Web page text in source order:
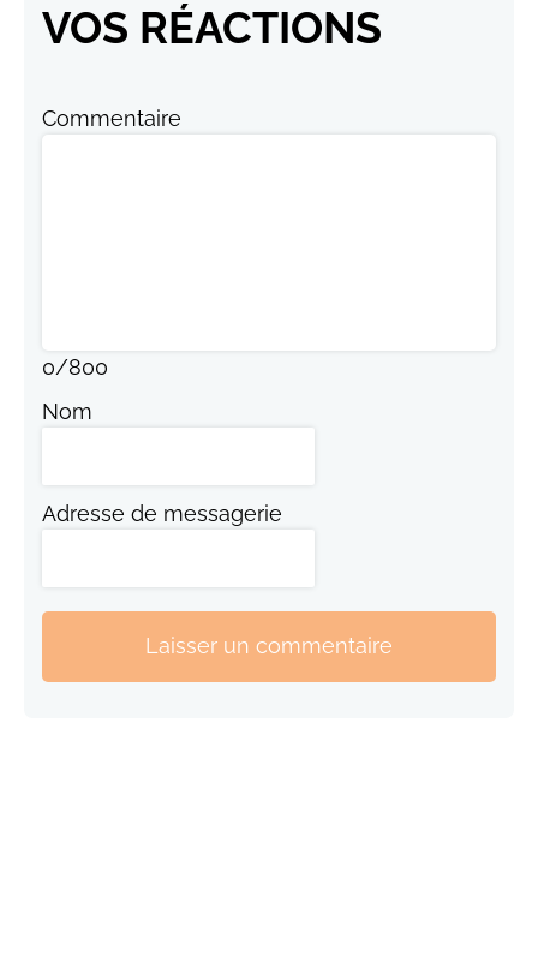
VOS RÉACTIONS
Commentaire
0/800
Nom
Adresse de messagerie
Laisser un commentaire